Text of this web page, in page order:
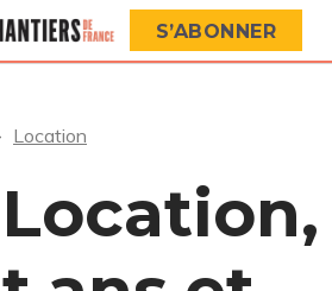
S’ABONNER
Location